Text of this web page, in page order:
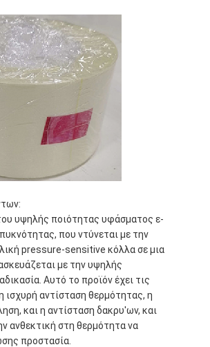
υψηλής ποιότητας υφάσματος ε-
που ντύνεται με την
pressure-sensitive κόλλα σε μια
με την υψηλής
Αυτό το προϊόν έχει τις
ισχυρή αντίσταση θερμότητας, η
και η αντίσταση δακρυ'ων, και
ανθεκτική στη θερμότητα να
προστασία.